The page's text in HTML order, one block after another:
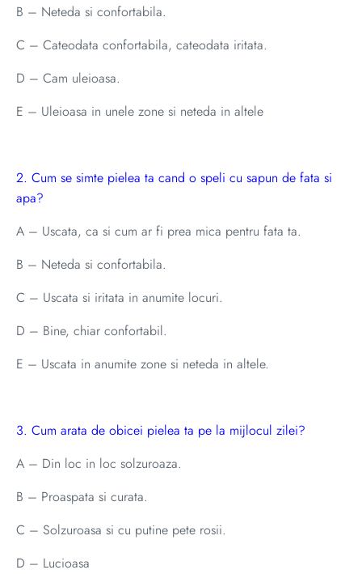
B – Neteda si confortabila.
C – Cateodata confortabila, cateodata iritata.
D – Cam uleioasa.
E – Uleioasa in unele zone si neteda in altele
2. Cum se simte pielea ta cand o speli cu sapun de fata si
apa?
A – Uscata, ca si cum ar fi prea mica pentru fata ta.
B – Neteda si confortabila.
C – Uscata si iritata in anumite locuri.
D – Bine, chiar confortabil.
E – Uscata in anumite zone si neteda in altele.
3. Cum arata de obicei pielea ta pe la mijlocul zilei?
A – Din loc in loc solzuroaza.
B – Proaspata si curata.
C – Solzuroasa si cu putine pete rosii.
D – Lucioasa